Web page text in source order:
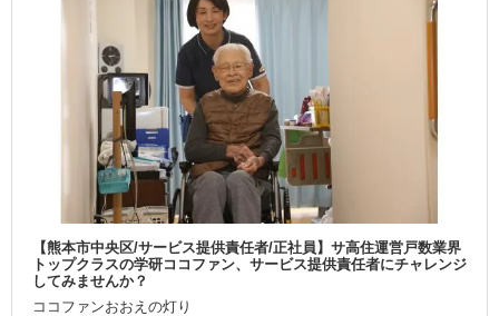
【熊本市中央区/サービス提供責任者/正社員】サ高住運営戸数業界
トップクラスの学研ココファン、サービス提供責任者にチャレンジ
してみませんか？
ココファンおおえの灯り